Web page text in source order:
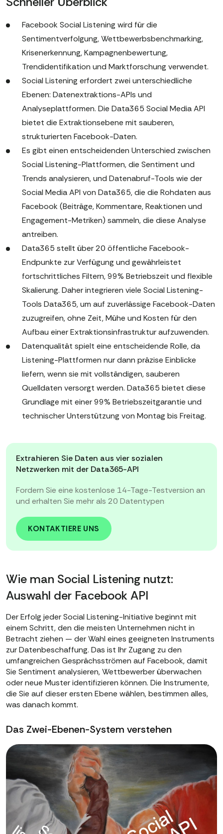
Facebook Social Listening wird für die
Sentimentverfolgung, Wettbewerbsbenchmarking,
Krisenerkennung, Kampagnenbewertung,
Trendidentifikation und Marktforschung verwendet.
Social Listening erfordert zwei unterschiedliche
Ebenen: Datenextraktions-APIs und
Analyseplattformen. Die Data365 Social Media API
bietet die Extraktionsebene mit sauberen,
strukturierten Facebook-Daten.
Es gibt einen entscheidenden Unterschied zwischen
Social Listening-Plattformen, die Sentiment und
Trends analysieren, und Datenabruf-Tools wie der
Social Media API von Data365, die die Rohdaten aus
Facebook (Beiträge, Kommentare, Reaktionen und
Engagement-Metriken) sammeln, die diese Analyse
antreiben.
Data365 stellt über 20 öffentliche Facebook-
Endpunkte zur Verfügung und gewährleistet
fortschrittliches Filtern, 99% Betriebszeit und flexible
Skalierung. Daher integrieren viele Social Listening-
Tools Data365, um auf zuverlässige Facebook-Daten
zuzugreifen, ohne Zeit, Mühe und Kosten für den
Aufbau einer Extraktionsinfrastruktur aufzuwenden.
Datenqualität spielt eine entscheidende Rolle, da
Listening-Plattformen nur dann präzise Einblicke
liefern, wenn sie mit vollständigen, sauberen
Quelldaten versorgt werden. Data365 bietet diese
Grundlage mit einer 99% Betriebszeitgarantie und
technischer Unterstützung von Montag bis Freitag.
Extrahieren Sie Daten aus vier sozialen
Netzwerken mit der Data365-API
Fordern Sie eine kostenlose 14-Tage-Testversion an
und erhalten Sie mehr als 20 Datentypen
KONTAKTIERE UNS
Wie man Social Listening nutzt:
Auswahl der Facebook API
Der Erfolg jeder Social Listening-Initiative beginnt mit
einem Schritt, den die meisten Unternehmen nicht in
Betracht ziehen — der Wahl eines geeigneten Instruments
zur Datenbeschaffung. Das ist Ihr Zugang zu den
umfangreichen Gesprächsströmen auf Facebook, damit
Sie Sentiment analysieren, Wettbewerber überwachen
oder neue Muster identifizieren können. Die Instrumente,
die Sie auf dieser ersten Ebene wählen, bestimmen alles,
was danach kommt.
Das Zwei-Ebenen-System verstehen